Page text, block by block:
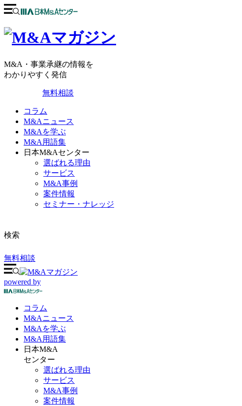
M&A・事業承継の情報を
わかりやすく発信
無料相談
コラム
M&Aニュース
M&Aを学ぶ
M&A用語集
日本M&Aセンター
選ばれる理由
サービス
M&A事例
案件情報
セミナー・ナレッジ
検索
無料相談
powered by
コラム
M&Aニュース
M&Aを学ぶ
M&A 用語集
日本M&A
センター
選ばれる理由
サービス
M&A事例
案件情報